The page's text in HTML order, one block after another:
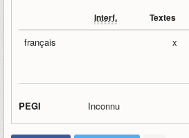
Interf. Textes
français x
PEGI Inconnu